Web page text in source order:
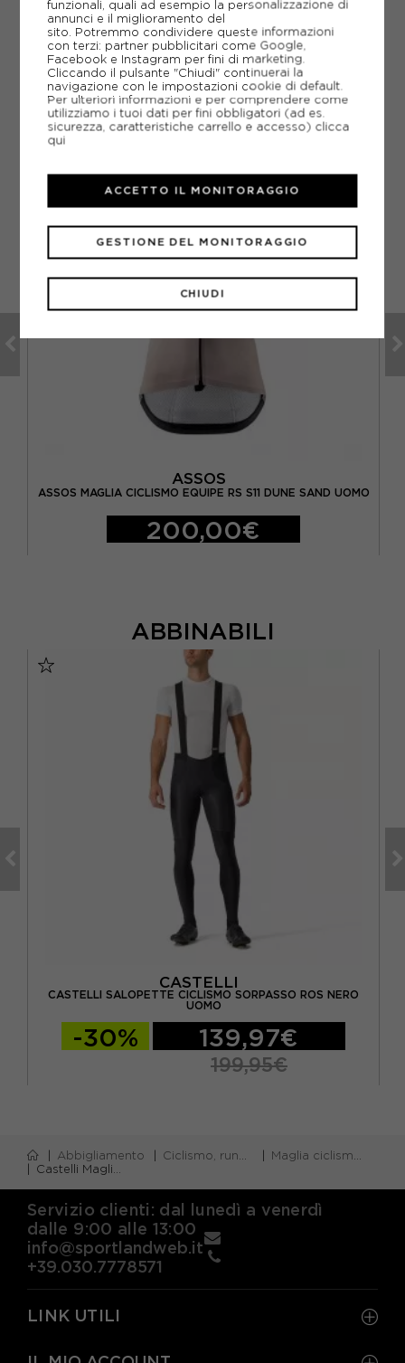
SCHEDA TECNICA
GUIDA ALLE TAGLIE
CONSIGLIATI DA NOI
ASSOS
ASSOS MAGLIA CICLISMO EQUIPE RS S11 DUNE SAND UOMO
200,00€
ABBINABILI
CASTELLI
CASTELLI SALOPETTE CICLISMO SORPASSO ROS NERO
UOMO
-30% 139,97€
199,95€
Abbigliamento Ciclismo, running e piscina
Maglia ciclismo m/corta
Castelli Maglia Ciclismo Gabba R Nero Uomo
Servizio clienti: dal lunedì a venerdì
dalle 9:00 alle 13:00
info@sportlandweb.it
+39.030.7778571
LINK UTILI
funzionali, quali ad esempio la personalizzazione di
annunci e il miglioramento del
sito. Potremmo condividere queste informazioni
con terzi: partner pubblicitari come Google,
Facebook e Instagram per fini di marketing.
Cliccando il pulsante "Chiudi" continuerai la
navigazione con le impostazioni cookie di default.
Per ulteriori informazioni e per comprendere come
utilizziamo i tuoi dati per fini obbligatori (ad es.
sicurezza, caratteristiche carrello e accesso) clicca
qui
CHIUDI
GESTIONE DEL MONITORAGGIO
ACCETTO IL MONITORAGGIO